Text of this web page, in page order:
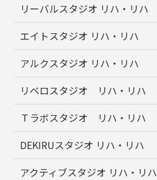
リーバルスタジオ リハ・リハ
エイトスタジオ リハ・リハ
アルクスタジオ リハ・リハ
リベロスタジオ リハ・リハ
Ｔラボスタジオ リハ・リハ
DEKIRUスタジオ リハ・リハ
アクティブスタジオ リハ・リハ